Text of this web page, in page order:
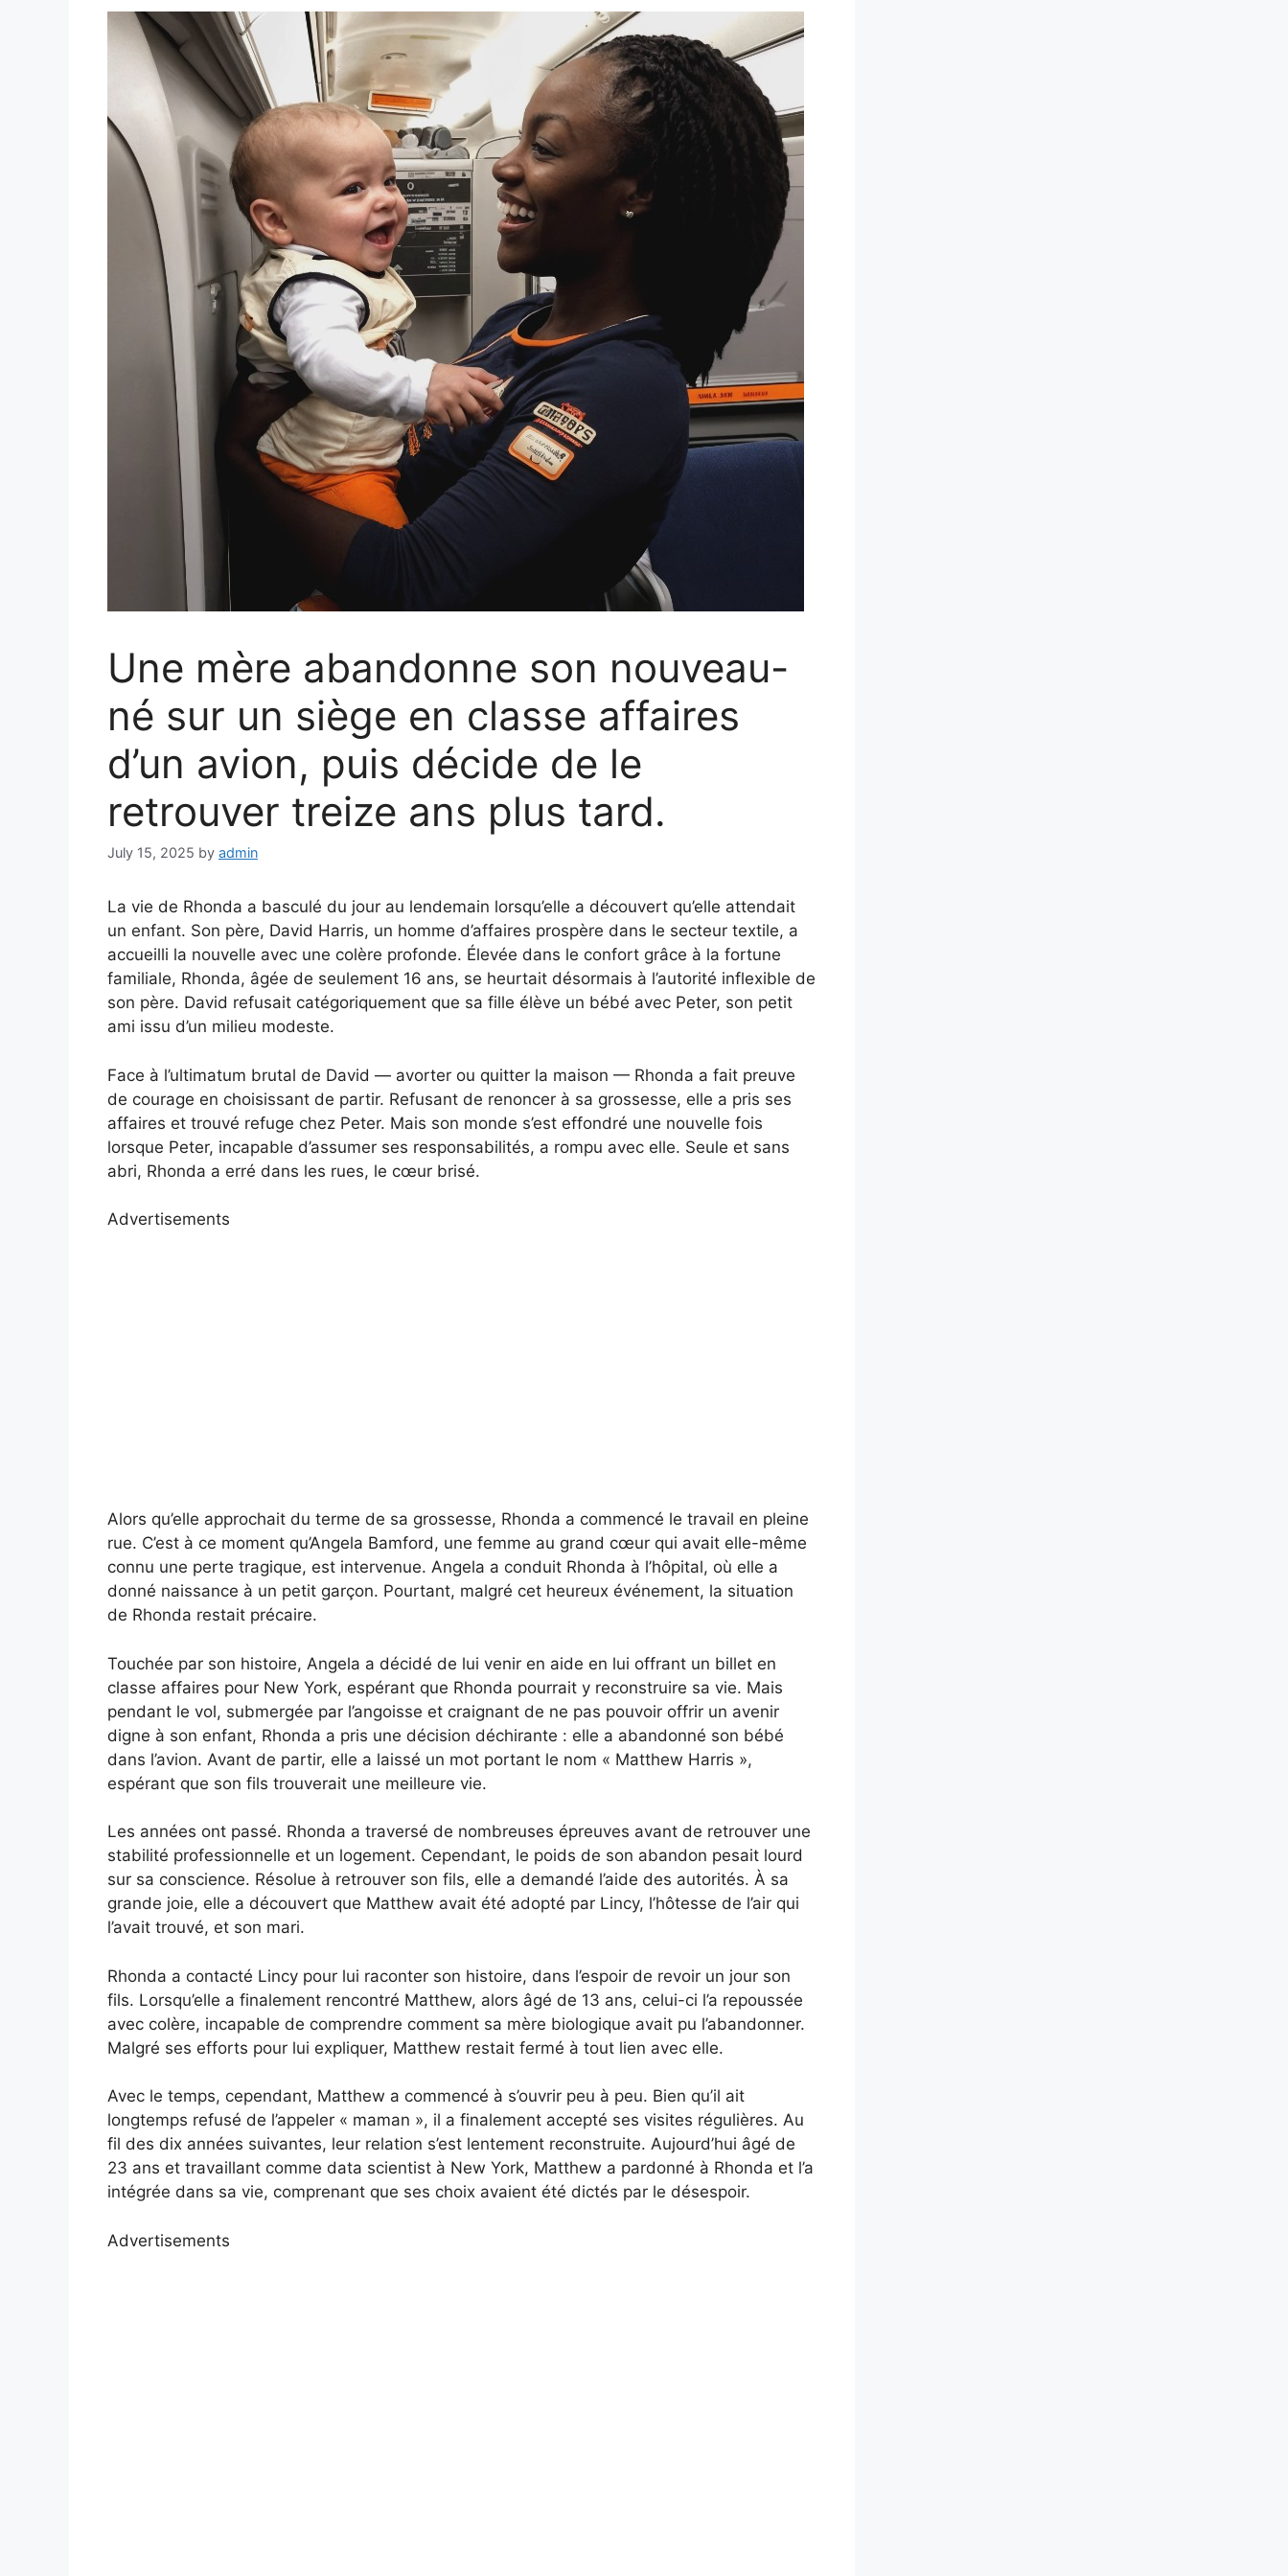
Une mère abandonne son nouveau-
né sur un siège en classe affaires
d’un avion, puis décide de le
retrouver treize ans plus tard.
July 15, 2025 by admin
La vie de Rhonda a basculé du jour au lendemain lorsqu’elle a découvert qu’elle attendait
un enfant. Son père, David Harris, un homme d’affaires prospère dans le secteur textile, a
accueilli la nouvelle avec une colère profonde. Élevée dans le confort grâce à la fortune
familiale, Rhonda, âgée de seulement 16 ans, se heurtait désormais à l’autorité inflexible de
son père. David refusait catégoriquement que sa fille élève un bébé avec Peter, son petit
ami issu d’un milieu modeste.
Face à l’ultimatum brutal de David — avorter ou quitter la maison — Rhonda a fait preuve
de courage en choisissant de partir. Refusant de renoncer à sa grossesse, elle a pris ses
affaires et trouvé refuge chez Peter. Mais son monde s’est effondré une nouvelle fois
lorsque Peter, incapable d’assumer ses responsabilités, a rompu avec elle. Seule et sans
abri, Rhonda a erré dans les rues, le cœur brisé.
Advertisements
Alors qu’elle approchait du terme de sa grossesse, Rhonda a commencé le travail en pleine
rue. C’est à ce moment qu’Angela Bamford, une femme au grand cœur qui avait elle-même
connu une perte tragique, est intervenue. Angela a conduit Rhonda à l’hôpital, où elle a
donné naissance à un petit garçon. Pourtant, malgré cet heureux événement, la situation
de Rhonda restait précaire.
Touchée par son histoire, Angela a décidé de lui venir en aide en lui offrant un billet en
classe affaires pour New York, espérant que Rhonda pourrait y reconstruire sa vie. Mais
pendant le vol, submergée par l’angoisse et craignant de ne pas pouvoir offrir un avenir
digne à son enfant, Rhonda a pris une décision déchirante : elle a abandonné son bébé
dans l’avion. Avant de partir, elle a laissé un mot portant le nom « Matthew Harris »,
espérant que son fils trouverait une meilleure vie.
Les années ont passé. Rhonda a traversé de nombreuses épreuves avant de retrouver une
stabilité professionnelle et un logement. Cependant, le poids de son abandon pesait lourd
sur sa conscience. Résolue à retrouver son fils, elle a demandé l’aide des autorités. À sa
grande joie, elle a découvert que Matthew avait été adopté par Lincy, l’hôtesse de l’air qui
l’avait trouvé, et son mari.
Rhonda a contacté Lincy pour lui raconter son histoire, dans l’espoir de revoir un jour son
fils. Lorsqu’elle a finalement rencontré Matthew, alors âgé de 13 ans, celui-ci l’a repoussée
avec colère, incapable de comprendre comment sa mère biologique avait pu l’abandonner.
Malgré ses efforts pour lui expliquer, Matthew restait fermé à tout lien avec elle.
Avec le temps, cependant, Matthew a commencé à s’ouvrir peu à peu. Bien qu’il ait
longtemps refusé de l’appeler « maman », il a finalement accepté ses visites régulières. Au
fil des dix années suivantes, leur relation s’est lentement reconstruite. Aujourd’hui âgé de
23 ans et travaillant comme data scientist à New York, Matthew a pardonné à Rhonda et l’a
intégrée dans sa vie, comprenant que ses choix avaient été dictés par le désespoir.
Advertisements